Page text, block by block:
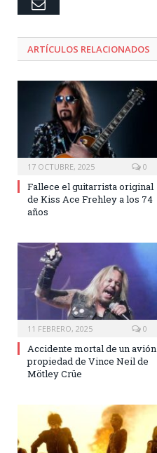
ARTÍCULOS RELACIONADOS
17 OCTUBRE, 2025 0
Fallece el guitarrista original
de Kiss Ace Frehley a los 74
años
11 FEBRERO, 2025 0
Accidente mortal de un avión
propiedad de Vince Neil de
Mötley Crüe